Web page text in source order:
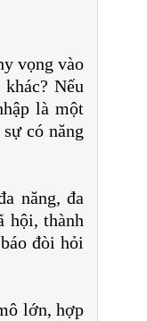
vọng vào
Nếu
là một
có năng
năng, đa
hội, thành
đòi hỏi
lớn, hợp